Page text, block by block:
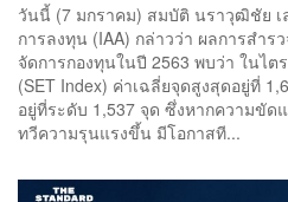
วันนี้ (7 มกราคม) สมบัติ นราวุฒิชัย
การลงทุน (IAA) กล่าวว่า ผลการสำร
จัดการกองทุนในปี 2563 พบว่า ในไ
(SET Index) ค่าเฉลี่ยจุดสูงสุดอยู่ที่
อยู่ที่ระดับ 1,537 จุด ซึ่งหากความขัด
ทวีความรุนแรงขึ้น มีโอกาสที...